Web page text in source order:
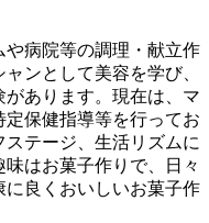
病院等の調理・献立作
ンとして美容を学び、
あります。現在は、マ
保健指導等を行ってお
テージ、生活リズムに
はお菓子作りで、日々
良くおいしいお菓子作